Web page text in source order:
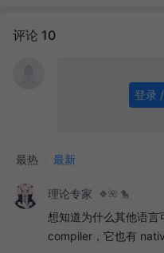
评论 10
登录
最热 最新
理论专家 🍀🌺 🐤
想知道为什么其他语
compiler，它也有